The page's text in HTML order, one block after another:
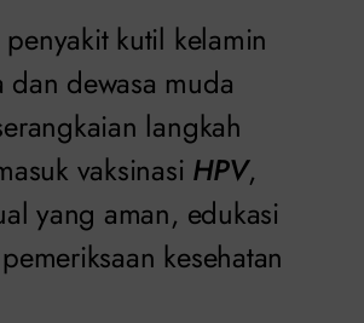
penyakit kutil kelamin
dan dewasa muda
langkah
vaksinasi HPV,
yang aman, edukasi
kesehatan